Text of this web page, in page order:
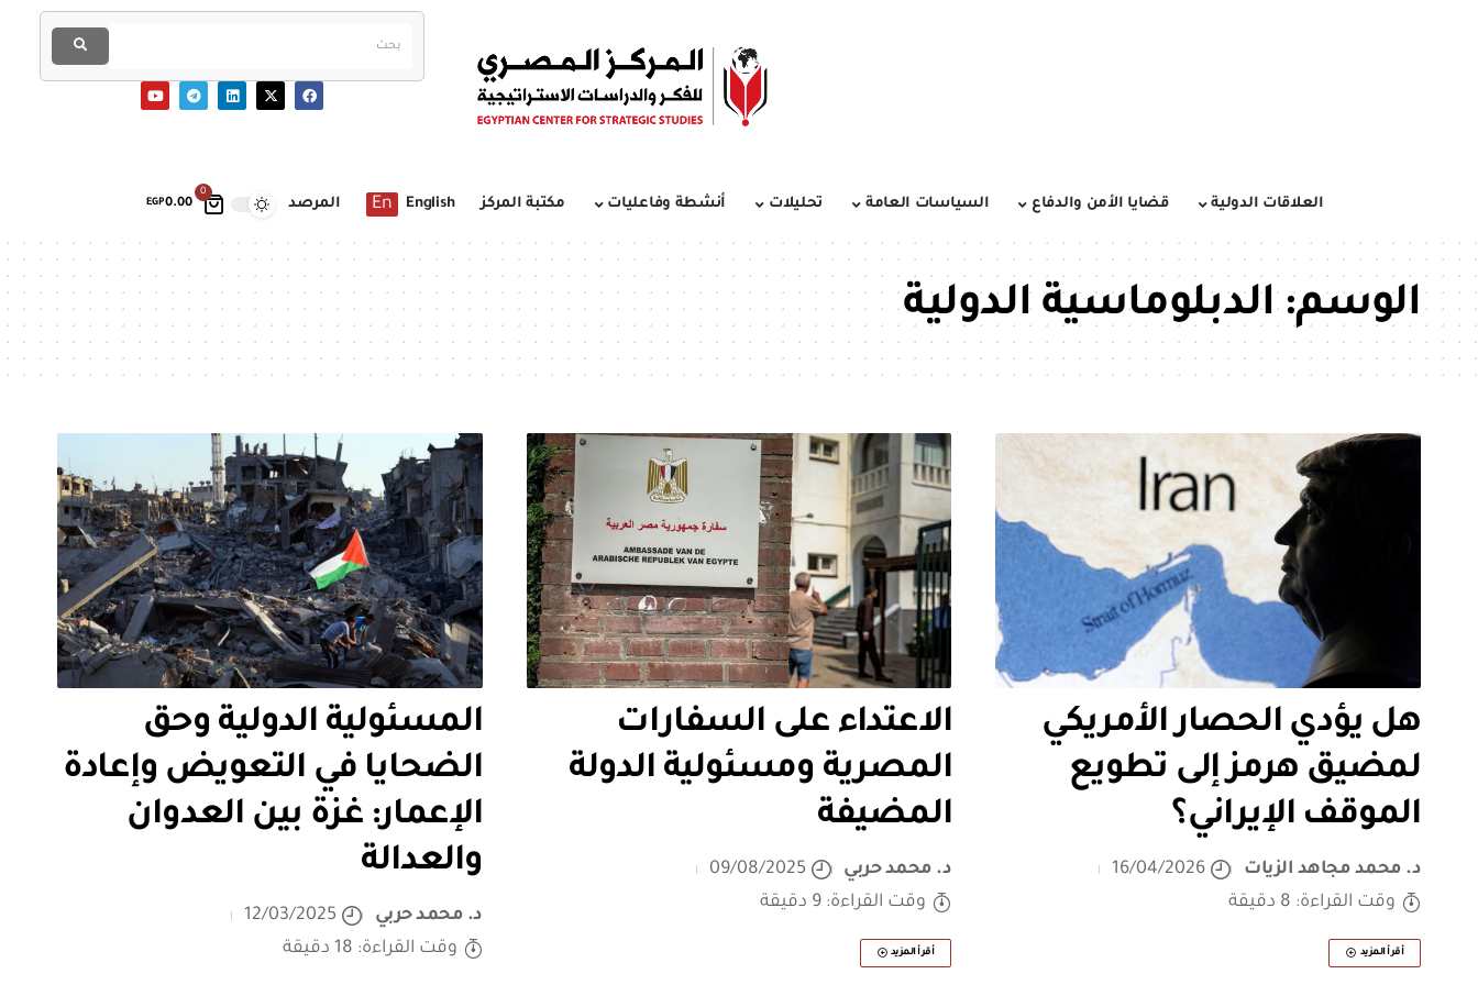
0
EGP0.00 العلاقات الدولية قضايا الأمن والدفاع السياسات العامة تحليلات أنشطة وفاعليات مكتبة المركز English
En المرصد
الوسم:الدبلوماسية الدولية
هل يؤدي الحصار الأمريكي
لمضيق هرمز إلى تطويع
الموقف الإيراني؟
د. محمد مجاهد الزيات
16/04/2026
وقت القراءة: 8 دقيقة
أقرأ المزيد
الاعتداء على السفارات
المصرية ومسئولية الدولة
المضيفة
د. محمد حربي
09/08/2025
وقت القراءة: 9 دقيقة
أقرأ المزيد
المسئولية الدولية وحق
الضحايا في التعويض وإعادة
الإعمار: غزة بين العدوان
والعدالة
د. محمد حربي
12/03/2025
وقت القراءة: 18 دقيقة